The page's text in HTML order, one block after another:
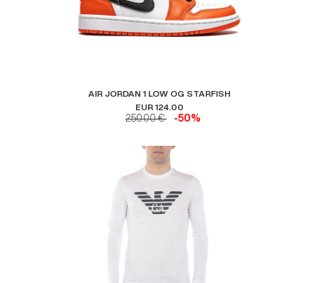
AIR JORDAN 1 LOW OG STARFISH
EUR 124.00
250.00 € -50%